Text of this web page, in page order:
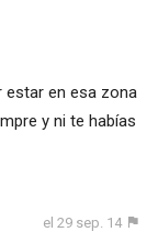
estar en esa zona
y ni te habías
el 29 sep. 14